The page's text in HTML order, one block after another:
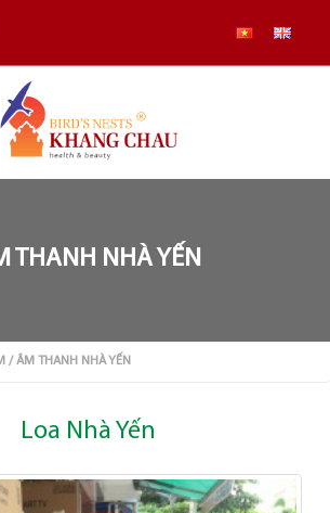
THANH NHÀ YẾN
/ ÂM THANH NHÀ YẾN
Loa Nhà Yến